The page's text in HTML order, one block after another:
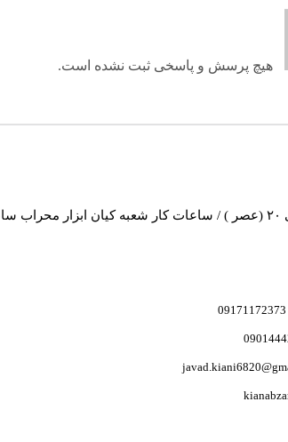
هیچ پرسش و پاسخی ثبت نشده است.